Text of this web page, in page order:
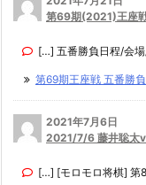
第69期(2021)王座
[…] 五番勝負日程/会
第69期王座戦 五番勝
2021年7月6日
2021/7/6 藤井聡太
[…] [モロモロ将棋] 第